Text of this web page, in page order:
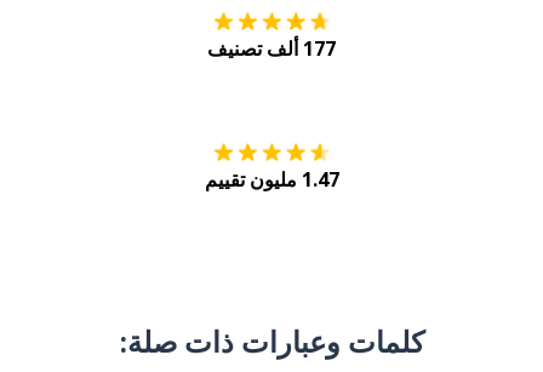
177 ألف تصنيف
1.47 مليون تقييم
كلمات وعبارات ذات صلة: